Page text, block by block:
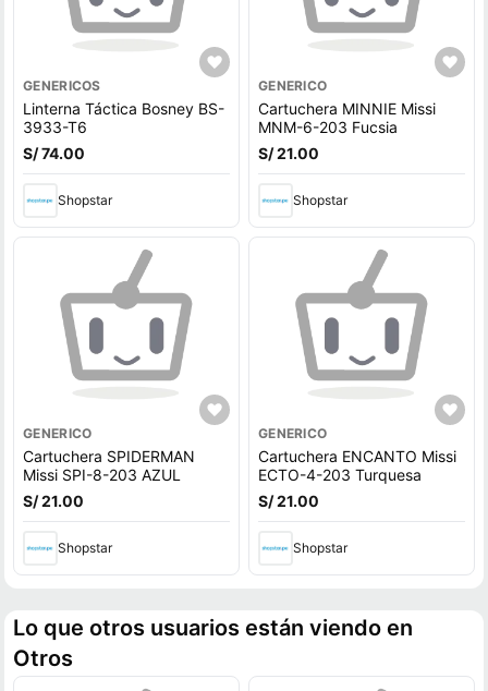
GENERICOS
Linterna Táctica Bosney BS-
3933-T6
S/ 74.00
Shopstar
GENERICO
Cartuchera MINNIE Missi
MNM-6-203 Fucsia
S/ 21.00
Shopstar
GENERICO
Cartuchera SPIDERMAN
Missi SPI-8-203 AZUL
S/ 21.00
Shopstar
GENERICO
Cartuchera ENCANTO Missi
ECTO-4-203 Turquesa
S/ 21.00
Shopstar
Lo que otros usuarios están viendo en
Otros